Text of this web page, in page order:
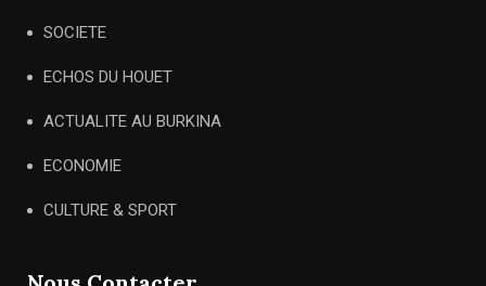
SOCIETE
ECHOS DU HOUET
ACTUALITE AU BURKINA
ECONOMIE
CULTURE & SPORT